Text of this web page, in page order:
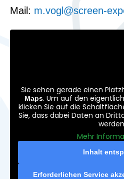
Mail: m.vogl@screen-
Sie sehen gerade einen
Maps. Um auf den
klicken Sie auf die
Sie, dass dabei Daten an
Mehr
Inhalt
Erforderlichen Service